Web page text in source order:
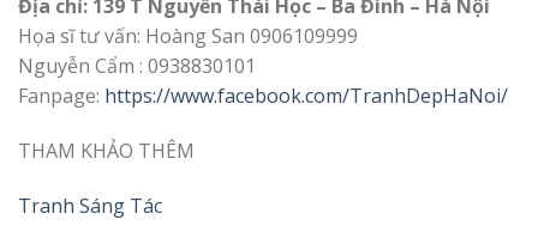
Địa chỉ: 139 T Nguyễn Thái Học – Ba Đình – Hà Nội
Họa sĩ tư vấn: Hoàng San 0906109999
Nguyễn Cẩm : 0938830101
Fanpage: https://www.facebook.com/TranhDepHaNoi/
THAM KHẢO THÊM
Tranh Sáng Tác